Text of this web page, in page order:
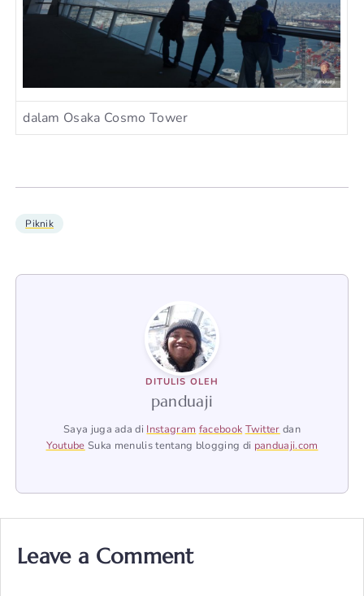
dalam Osaka Cosmo Tower
Piknik
DITULIS OLEH
panduaji
Saya juga ada di Instagram facebook Twitter dan
Youtube Suka menulis tentang blogging di panduaji.com
Leave a Comment